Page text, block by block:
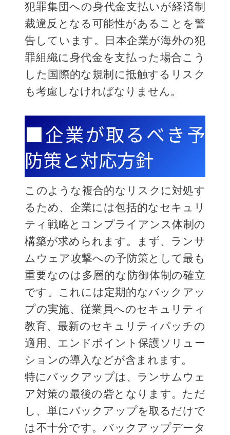
犯罪集団への身代金支払いが経済制
裁違反となる可能性があることを警
告しています。日本企業が海外の犯
罪組織に身代金を支払った場合こう
した国際的な規制に抵触するリスク
も考慮しなければなりません。
■企業が取るべき予
防策と対応方針
このような複合的なリスクに対処す
るため、企業には包括的なセキュリ
ティ戦略とコンプライアンス体制の
構築が求められます。まず、ランサ
ムウェア攻撃への予防策として最も
重要なのは多層的な防御体制の確立
です。これには定期的なバックアッ
プの実施、従業員へのセキュリティ
教育、最新のセキュリティパッチの
適用、エンドポイント保護ソリュー
ションの導入などが含まれます。
特にバックアップは、ランサムウェ
ア対策の最後の砦となります。ただ
し、単にバックアップを取るだけで
は不十分です。バックアップデータ